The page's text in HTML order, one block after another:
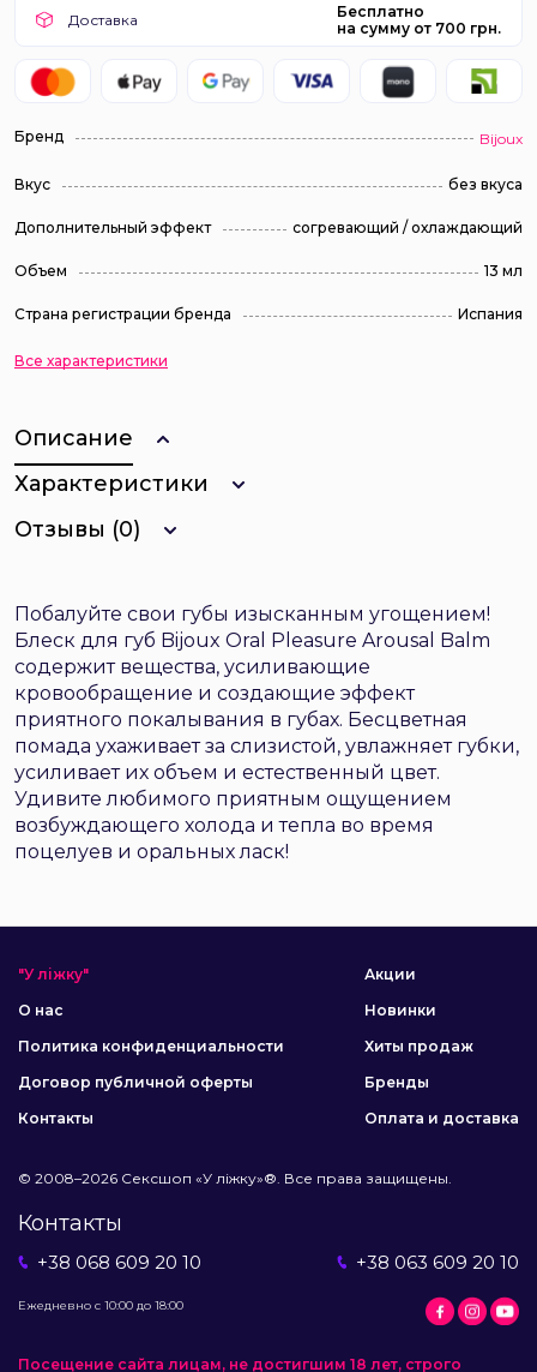
Доставка
Бесплатно
на сумму от 700 грн.
Бренд Bijoux
Вкус без вкуса
Дополнительный эффект согревающий / охлаждающий
Объем 13 мл
Страна регистрации бренда Испания
Все характеристики
Описание
Характеристики
Отзывы (0)
Побалуйте свои губы изысканным угощением!
Блеск для губ Bijoux Oral Pleasure Arousal Balm
содержит вещества, усиливающие
кровообращение и создающие эффект
приятного покалывания в губах. Бесцветная
помада ухаживает за слизистой, увлажняет губки,
усиливает их объем и естественный цвет.
Удивите любимого приятным ощущением
возбуждающего холода и тепла во время
поцелуев и оральных ласк!
"У ліжку"
О нас
Политика конфиденциальности
Договор публичной оферты
Контакты
Акции
Новинки
Хиты продаж
Бренды
Оплата и доставка
© 2008–2026 Сексшоп «У ліжку»®. Все права защищены.
Контакты
+38 068 609 20 10 +38 063 609 20 10
Ежедневно с 10:00 до 18:00
Посещение сайта лицам, не достигшим 18 лет, строго